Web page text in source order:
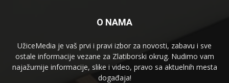
O NAMA
UžiceMedia je vaš prvi i pravi izbor za novosti, zabavu i sve
ostale informacije vezane za Zlatiborski okrug. Nudimo vam
najažurnije informacije, slike i video, pravo sa aktuelnih mesta
događaja!